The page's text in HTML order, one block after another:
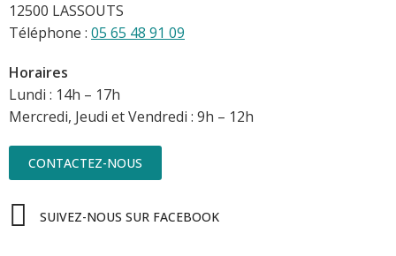
12500 LASSOUTS
Téléphone : 05 65 48 91 09
Horaires
Lundi : 14h – 17h
Mercredi, Jeudi et Vendredi : 9h – 12h
CONTACTEZ-NOUS
SUIVEZ-NOUS SUR FACEBOOK